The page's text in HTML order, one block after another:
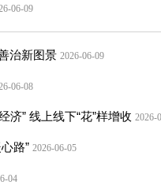
06-09
治新图景 2026-06-09
06-08
济” 线上线下“花”样增收 2026-
路” 2026-06-05
04